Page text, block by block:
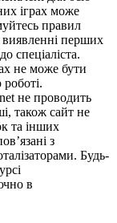
іграх може
правил
виявленні перших
спеціаліста.
не може бути
не проводить
також сайт не
та інших
з
Будь-
в